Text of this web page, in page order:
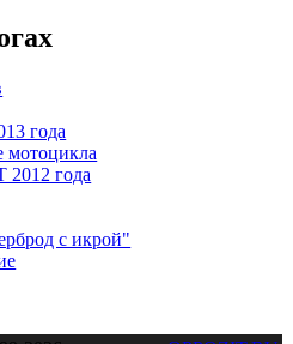
года
мотоцикла
года
с икрой"